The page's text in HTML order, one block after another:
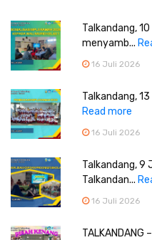
Talkandang,
menyamb...
16 Juli 2026
Talkandang,
Read more
16 Juli 2026
Talkandang, 9
Talkandan...
16 Juli 2026